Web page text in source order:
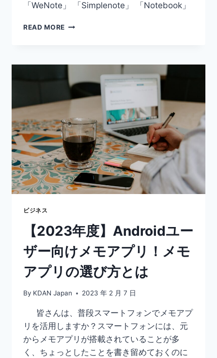
「WeNote」 「Simplenote」 「Notebook」
READ MORE 【2023
帳
プ
選
を
徹
底
比
較！
無
料
ス
向
け
メ
モ
ア
ビジネス
【2023年度】Androidユー
ザー向けメモアプリ！メモ
アプリの選び方とは
By KDAN Japan 2023 年 2 月 7 日
皆さんは、普段スマートフォンでメモアプ
リを活用しますか？スマートフォンには、元
からメモアプリが搭載されていることが多
く、ちょっとしたことを書き留めておくのに